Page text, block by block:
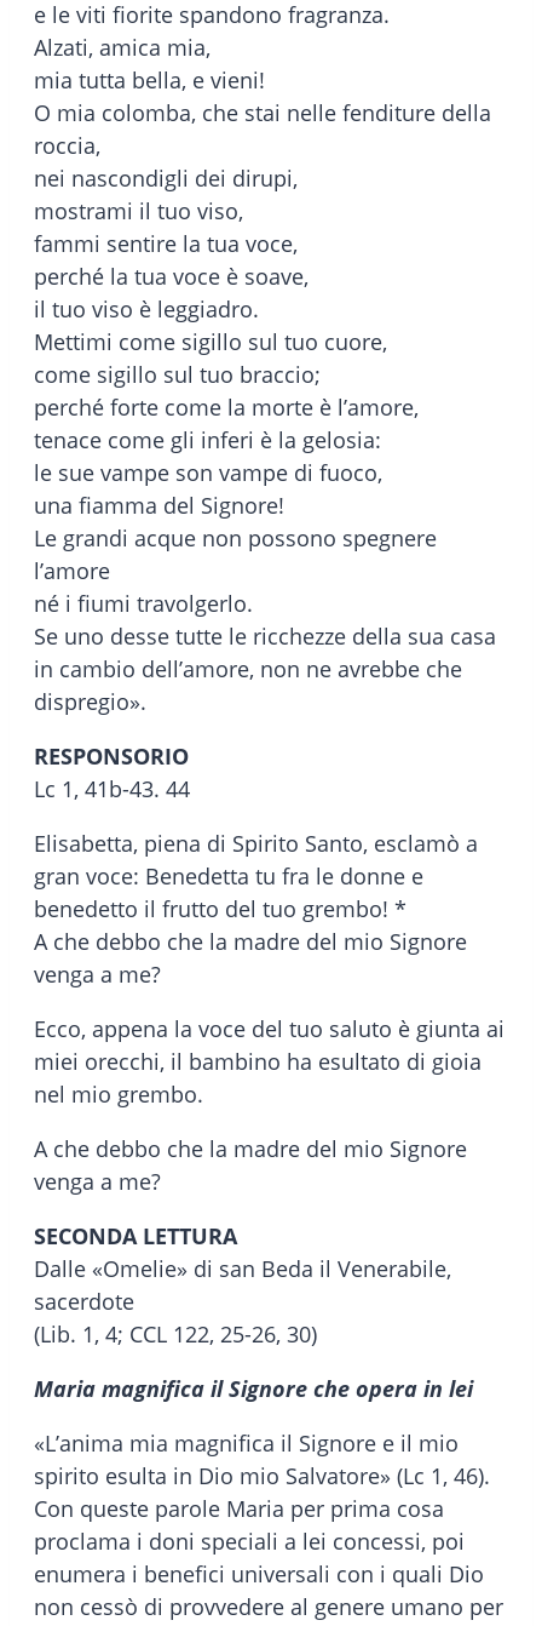
e le viti fiorite spandono fragranza.
Alzati, amica mia,
mia tutta bella, e vieni!
O mia colomba, che stai nelle fenditure della
roccia,
nei nascondigli dei dirupi,
mostrami il tuo viso,
fammi sentire la tua voce,
perché la tua voce è soave,
il tuo viso è leggiadro.
Mettimi come sigillo sul tuo cuore,
come sigillo sul tuo braccio;
perché forte come la morte è l’amore,
tenace come gli inferi è la gelosia:
le sue vampe son vampe di fuoco,
una fiamma del Signore!
Le grandi acque non possono spegnere
l’amore
né i fiumi travolgerlo.
Se uno desse tutte le ricchezze della sua casa
in cambio dell’amore, non ne avrebbe che
dispregio».
RESPONSORIO
Lc 1, 41b-43. 44
Elisabetta, piena di Spirito Santo, esclamò a
gran voce: Benedetta tu fra le donne e
benedetto il frutto del tuo grembo! *
A che debbo che la madre del mio Signore
venga a me?
Ecco, appena la voce del tuo saluto è giunta ai
miei orecchi, il bambino ha esultato di gioia
nel mio grembo.
A che debbo che la madre del mio Signore
venga a me?
SECONDA LETTURA
Dalle «Omelie» di san Beda il Venerabile,
sacerdote
(Lib. 1, 4; CCL 122, 25-26, 30)
Maria magnifica il Signore che opera in lei
«L’anima mia magnifica il Signore e il mio
spirito esulta in Dio mio Salvatore» (Lc 1, 46).
Con queste parole Maria per prima cosa
proclama i doni speciali a lei concessi, poi
enumera i benefici universali con i quali Dio
non cessò di provvedere al genere umano per